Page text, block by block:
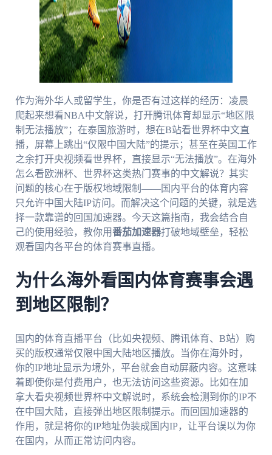
作为海外华人或留学生，你是否有过这样的经历：凌晨
爬起来想看NBA中文解说，打开腾讯体育却显示“地区限
制无法播放”；在泰国旅游时，想在B站看世界杯中文直
播，屏幕上跳出“仅限中国大陆”的提示；甚至在英国工作
之余打开央视频看世界杯，直接显示“无法播放”。在海外
怎么看欧洲杯、世界杯这类热门赛事的中文解说？其实
问题的核心在于版权地域限制——国内平台的体育内容
只允许中国大陆IP访问。而解决这个问题的关键，就是选
择一款靠谱的回国加速器。今天这篇指南，我会结合自
己的使用经验，教你用番茄加速器打破地域壁垒，轻松
观看国内各平台的体育赛事直播。
为什么海外看国内体育赛事会遇
到地区限制？
国内的体育直播平台（比如央视频、腾讯体育、B站）购
买的版权通常仅限中国大陆地区播放。当你在海外时，
你的IP地址显示为境外，平台就会自动屏蔽内容。这意味
着即使你是付费用户，也无法访问这些资源。比如在加
拿大看央视频世界杯中文解说时，系统会检测到你的IP不
在中国大陆，直接弹出地区限制提示。而回国加速器的
作用，就是将你的IP地址伪装成国内IP，让平台误以为你
在国内，从而正常访问内容。